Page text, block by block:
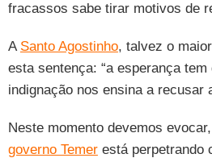
fracassos sabe tirar motivos de
A Santo Agostinho, talvez o
esta sentença: “a esperança
indignação nos ensina a recusar
Neste momento devemos
governo Temerestá perpetrando